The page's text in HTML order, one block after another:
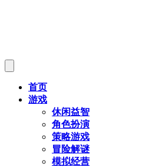
首页
游戏
休闲益智
角色扮演
策略游戏
冒险解谜
模拟经营